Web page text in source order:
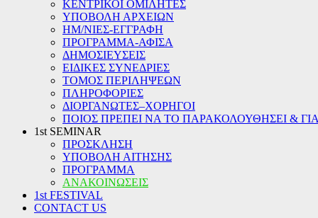
ΚΕΝΤΡΙΚΟΙ ΟΜΙΛΗΤΕΣ
ΥΠΟΒΟΛΗ ΑΡΧΕΙΩΝ
ΗΜ/ΝΙΕΣ-ΕΓΓΡΑΦΗ
ΠΡΟΓΡΑΜΜΑ-ΑΦΙΣΑ
ΔΗΜΟΣΙΕΥΣΕΙΣ
ΕΙΔΙΚΕΣ ΣΥΝΕΔΡΙΕΣ
ΤΟΜΟΣ ΠΕΡΙΛΗΨΕΩΝ
ΠΛΗΡΟΦΟΡΙΕΣ
ΔΙΟΡΓΑΝΩΤΕΣ–ΧΟΡΗΓΟΙ
ΠΟΙΟΣ ΠΡΕΠΕΙ ΝΑ ΤΟ ΠΑΡΑΚΟΛΟΥΘΗΣΕΙ &
1st SEMINAR
ΠΡΟΣΚΛΗΣΗ
ΥΠΟΒΟΛΗ ΑΙΤΗΣΗΣ
ΠΡΟΓΡΑΜΜΑ
ΑΝΑΚΟΙΝΩΣΕΙΣ
1st FESTIVAL
CONTACT US